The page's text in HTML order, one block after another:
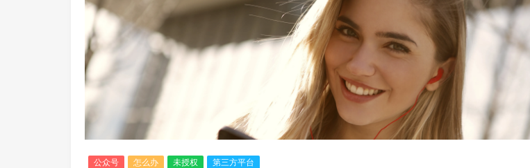
公众号 怎么办 未授权 第三方平台